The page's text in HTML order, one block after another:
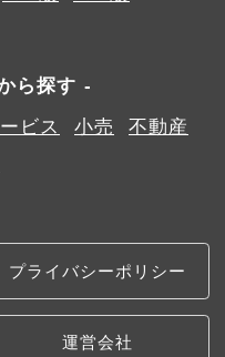
ら探す
ビス 小売
不動産
プライバシーポリシー
運営会社